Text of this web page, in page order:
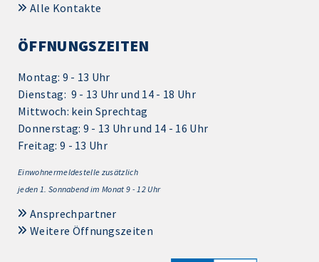
Alle Kontakte
ÖFFNUNGSZEITEN
Montag: 9 - 13 Uhr
Dienstag: 9 - 13 Uhr und 14 - 18 Uhr
Mittwoch: kein Sprechtag
Donnerstag: 9 - 13 Uhr und 14 - 16 Uhr
Freitag: 9 - 13 Uhr
Einwohnermeldestelle zusätzlich
jeden 1. Sonnabend im Monat 9 - 12 Uhr
Ansprechpartner
Weitere Öffnungszeiten